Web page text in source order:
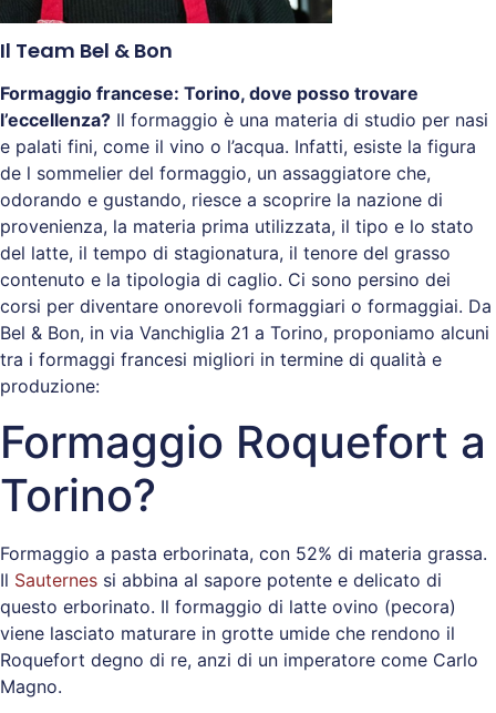
Il Team Bel & Bon
Formaggio francese: Torino, dove posso trovare
l’eccellenza? Il formaggio è una materia di studio per nasi
e palati fini, come il vino o l’acqua. Infatti, esiste la figura
de l sommelier del formaggio, un assaggiatore che,
odorando e gustando, riesce a scoprire la nazione di
provenienza, la materia prima utilizzata, il tipo e lo stato
del latte, il tempo di stagionatura, il tenore del grasso
contenuto e la tipologia di caglio. Ci sono persino dei
corsi per diventare onorevoli formaggiari o formaggiai. Da
Bel & Bon, in via Vanchiglia 21 a Torino, proponiamo alcuni
tra i formaggi francesi migliori in termine di qualità e
produzione:
Formaggio Roquefort a
Torino?
Formaggio a pasta erborinata, con 52% di materia grassa.
Il Sauternes si abbina al sapore potente e delicato di
questo erborinato. Il formaggio di latte ovino (pecora)
viene lasciato maturare in grotte umide che rendono il
Roquefort degno di re, anzi di un imperatore come Carlo
Magno.